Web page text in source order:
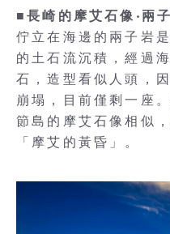
■長崎的摩艾石像‧兩
佇立在海邊的兩子岩
的土石流沉積，經過
石，造型看似人頭，
崩塌，目前僅剩一座
節島的摩艾石像相似
「摩艾的黃昏」。